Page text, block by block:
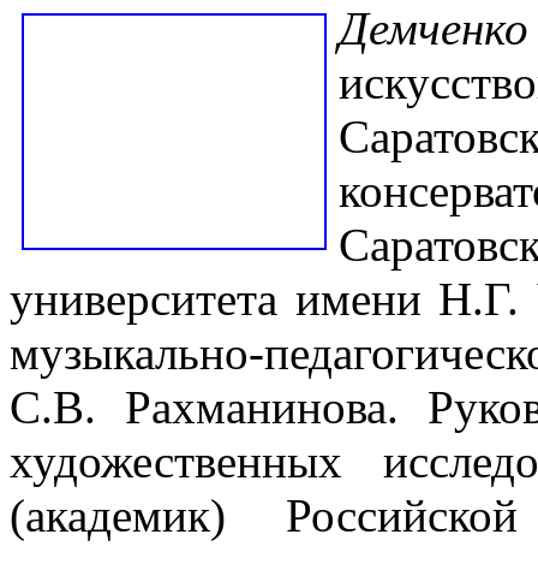
университета имени
музыкально-
С.В. Рахманинова.
художественных
(академик)